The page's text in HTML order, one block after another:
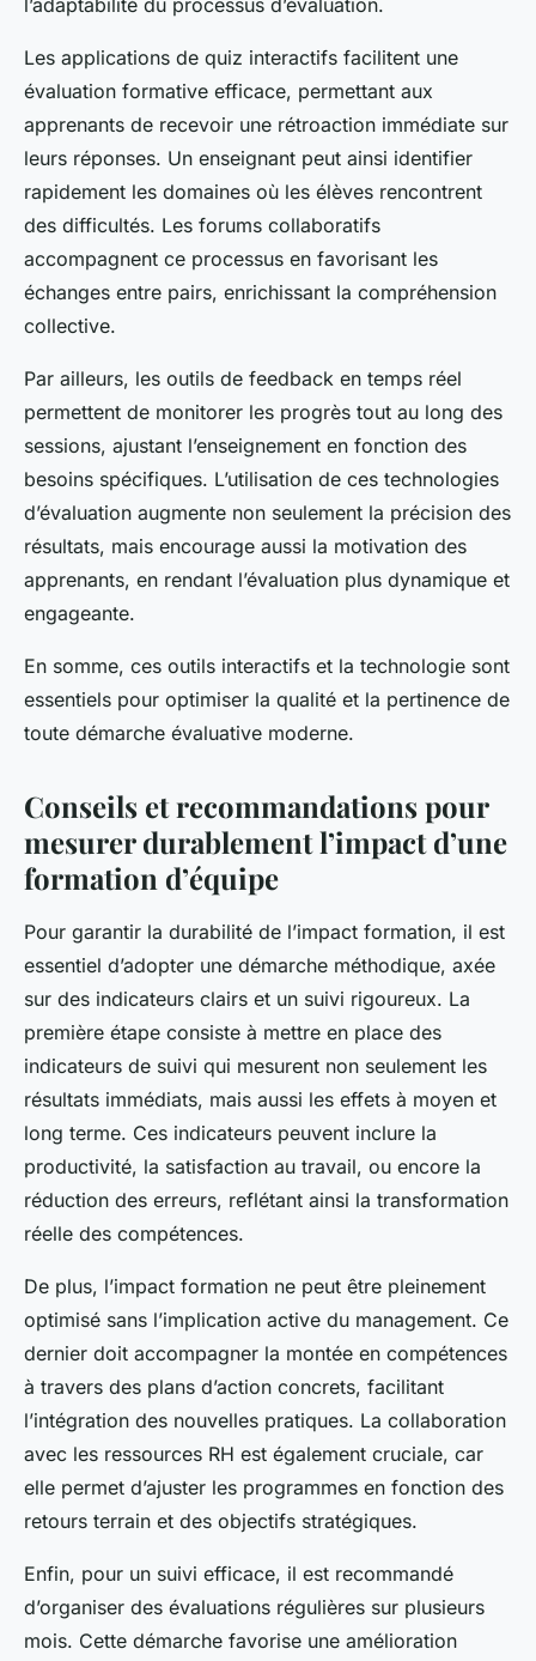
l’adaptabilité du processus d’évaluation.
Les applications de quiz interactifs facilitent une
évaluation formative efficace, permettant aux
apprenants de recevoir une rétroaction immédiate sur
leurs réponses. Un enseignant peut ainsi identifier
rapidement les domaines où les élèves rencontrent
des difficultés. Les forums collaboratifs
accompagnent ce processus en favorisant les
échanges entre pairs, enrichissant la compréhension
collective.
Par ailleurs, les outils de feedback en temps réel
permettent de monitorer les progrès tout au long des
sessions, ajustant l’enseignement en fonction des
besoins spécifiques. L’utilisation de ces technologies
d’évaluation augmente non seulement la précision des
résultats, mais encourage aussi la motivation des
apprenants, en rendant l’évaluation plus dynamique et
engageante.
En somme, ces outils interactifs et la technologie sont
essentiels pour optimiser la qualité et la pertinence de
toute démarche évaluative moderne.
Conseils et recommandations pour
mesurer durablement l’impact d’une
formation d’équipe
Pour garantir la durabilité de l’impact formation, il est
essentiel d’adopter une démarche méthodique, axée
sur des indicateurs clairs et un suivi rigoureux. La
première étape consiste à mettre en place des
indicateurs de suivi qui mesurent non seulement les
résultats immédiats, mais aussi les effets à moyen et
long terme. Ces indicateurs peuvent inclure la
productivité, la satisfaction au travail, ou encore la
réduction des erreurs, reflétant ainsi la transformation
réelle des compétences.
De plus, l’impact formation ne peut être pleinement
optimisé sans l’implication active du management. Ce
dernier doit accompagner la montée en compétences
à travers des plans d’action concrets, facilitant
l’intégration des nouvelles pratiques. La collaboration
avec les ressources RH est également cruciale, car
elle permet d’ajuster les programmes en fonction des
retours terrain et des objectifs stratégiques.
Enfin, pour un suivi efficace, il est recommandé
d’organiser des évaluations régulières sur plusieurs
mois. Cette démarche favorise une amélioration